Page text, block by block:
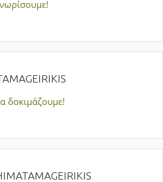
δοκιμάζουμε!